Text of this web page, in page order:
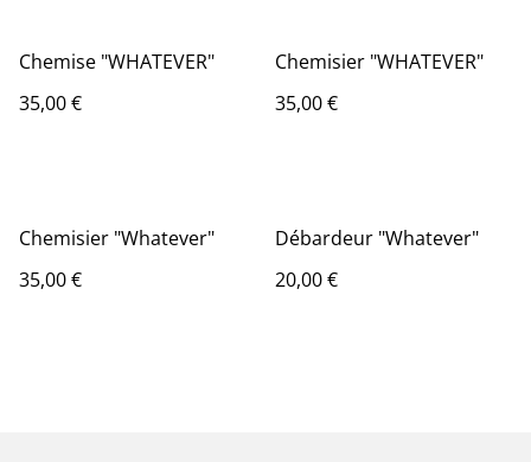
Chemise "WHATEVER"
35,00 €
Chemisier "WHATEVER"
35,00 €
Chemisier "Whatever"
35,00 €
Débardeur "Whatever"
20,00 €